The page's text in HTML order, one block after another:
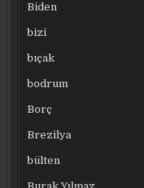
Biden
bizi
bıçak
bodrum
Borç
Brezilya
bülten